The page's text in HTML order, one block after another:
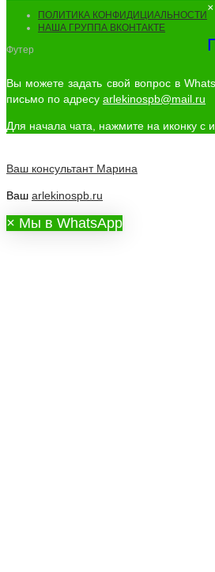
ПОЛИТИКА КОНФИДИЦИАЛЬНОСТИ
НАША ГРУППА ВКОНТАКТЕ
Футер
×
Вы можете задать свой вопрос в
письмо по адресу arlekinospb@mail.ru
Для начала чата, нажмите на иконку с
Ваш консультант Марина
Ваш arlekinospb.ru
× Мы в WhatsApp